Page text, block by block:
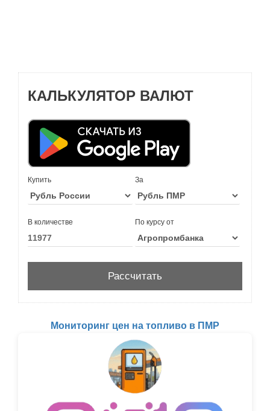
КАЛЬКУЛЯТОР ВАЛЮТ
Купить За
В количестве По курсу от
Мониторинг цен на топливо в ПМР